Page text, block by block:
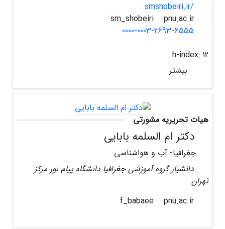
smshobeiri.ir/
pnu.ac.ir
0000-0003-2693-6555
h-index: 12
بیشتر
هیات تحریریه مشورتی
دکتر ام السلمه بابایی
جغرافیا- آب و هواشناسی
دانشیار گروه آموزشی جغرافیا دانشگاه پیام نور مرکز
تهران
pnu.ac.ir